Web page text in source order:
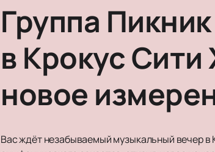
Группа
в Крокус
новое
Вас ждёт незабываемый музыкальный вечер в